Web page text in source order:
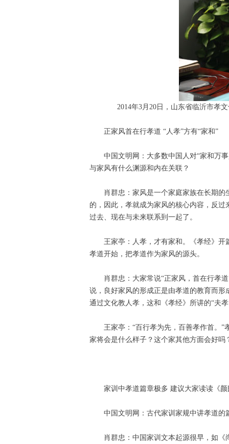
2014年3月20日，山东省临沂市孝
正家风首在行孝道 “人孝”方有“家和”
中国文明网：大多数中国人对“家和万
与家风有什么渊源和内在关联？
肖群忠：家风是一个家庭家族在长期
的，因此，孝就成为家风的核心内容，反
过去、现在与未来联系到一起了。
王家亭：人孝，才有家和。《孝经》
孝道开始，把孝道作为家风的源头。
肖群忠：大家常说“正家风，首在行孝
说，良好家风的形成正是由孝道的教育而形
通过文化教人孝，这和《孝经》所讲的“夫
王家亭：“百行孝为先，百善孝作首。
家将会是什么样子？这个家其他方面会好吗
家训中孝道篇章极多 建议大家读读《
中国文明网：古代家训家规中讲孝道
肖群忠：中国家训文本起源很早，如